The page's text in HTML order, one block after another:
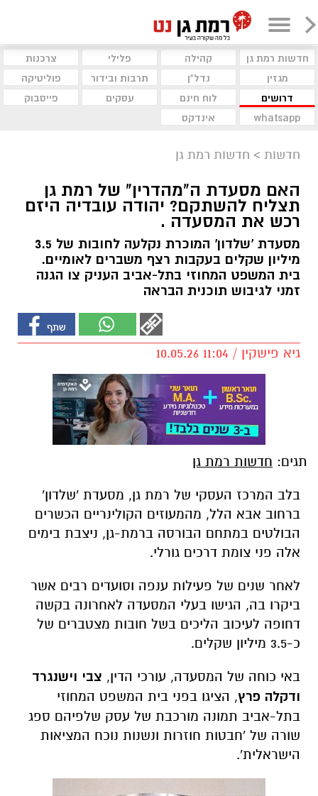
חדשות רמת גן קהילה פלילי
צרכנות
מגזין
נדל"ן תרבות ובידור
פוליטיקה
דרושים
לוח חינם עסקים
פייסבוק
whatsapp
אינדקס
חדשות > חדשות רמת גן
האם מסעדת ה"מהדרין" של רמת גן
תצליח להשתקם? יהודה עובדיה היזם
רכש את המסעדה .
מסעדת 'שלדון' המוכרת נקלעה לחובות של 3.5
מיליון שקלים בעקבות רצף משברים לאומיים.
בית המשפט המחוזי בתל-אביב העניק צו הגנה
זמני לגיבוש תוכנית הבראה
גיא פישקין / 11:04 10.05.26
חדשות רמת גן
בלב המרכז העסקי של רמת גן, מסעדת 'שלדון'
ברחוב אבא הלל, מהמעוזים הקולינריים הכשרים
הבולטים במתחם הבורסה ברמת-גן, ניצבת בימים
לאחר שנים של פעילות ענפה וסועדים רבים אשר
ביקרו בה, הגישו בעלי המסעדה לאחרונה בקשה
דחופה לעיכוב הליכים בשל חובות מצטברים של
באי כוחה של המסעדה, עורכי הדין,צבי וישנגרד
ודקלה פרץ, הציגו בפני בית המשפט המחוזי
בתל-אביב תמונה מורכבת של עסק שלפיהם ספג
הישראלית'.